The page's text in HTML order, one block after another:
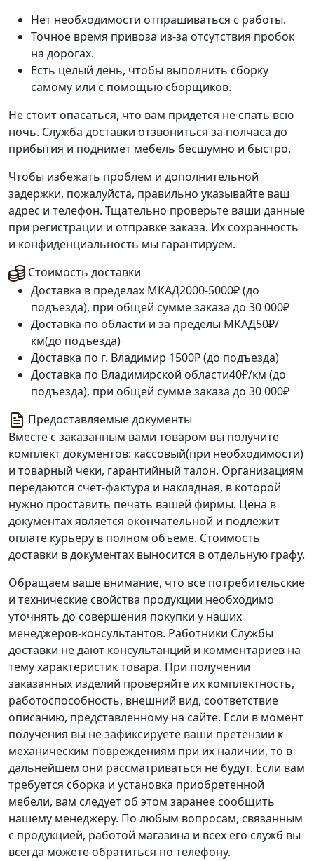
Нет необходимости отпрашиваться с работы.
Точное время привоза из-за отсутствия пробок
на дорогах.
Есть целый день, чтобы выполнить сборку
самому или с помощью сборщиков.
Не стоит опасаться, что вам придется не спать всю
ночь. Служба доставки отзвониться за полчаса до
прибытия и поднимет мебель бесшумно и быстро.
Чтобы избежать проблем и дополнительной
задержки, пожалуйста, правильно указывайте ваш
адрес и телефон. Тщательно проверьте ваши данные
при регистрации и отправке заказа. Их сохранность
и конфиденциальность мы гарантируем.
Стоимость доставки
Доставка в пределах МКАД2000-5000₽ (до
подъезда), при общей сумме заказа до 30 000₽
Доставка по области и за пределы МКАД50₽/
км(до подъезда)
Доставка по г. Владимир 1500₽ (до подъезда)
Доставка по Владимирской области40₽/км (до
подъезда), при общей сумме заказа до 30 000₽
Предоставляемые документы
Вместе с заказанным вами товаром вы получите
комплект документов: кассовый(при необходимости)
и товарный чеки, гарантийный талон. Организациям
передаются счет-фактура и накладная, в которой
нужно проставить печать вашей фирмы. Цена в
документах является окончательной и подлежит
оплате курьеру в полном объеме. Стоимость
доставки в документах выносится в отдельную графу.
Обращаем ваше внимание, что все потребительские
и технические свойства продукции необходимо
уточнять до совершения покупки у наших
менеджеров-консультантов. Работники Службы
доставки не дают консультанций и комментариев на
тему характеристик товара. При получении
заказанных изделий проверяйте их комплектность,
работоспособность, внешний вид, соответствие
описанию, представленному на сайте. Если в момент
получения вы не зафиксируете ваши претензии к
механическим повреждениям при их наличии, то в
дальнейшем они рассматриваться не будут. Если вам
требуется сборка и установка приобретенной
мебели, вам следует об этом заранее сообщить
нашему менеджеру. По любым вопросам, связанным
с продукцией, работой магазина и всех его служб вы
всегда можете обратиться по телефону.